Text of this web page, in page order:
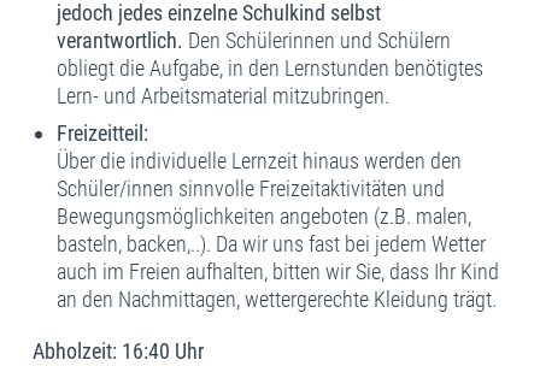
jedoch jedes einzelne Schulkind selbst
verantwortlich. Den Schülerinnen und Schülern
obliegt die Aufgabe, in den Lernstunden benötigtes
Lern- und Arbeitsmaterial mitzubringen.
Freizeitteil:
Über die individuelle Lernzeit hinaus werden den
Schüler/innen sinnvolle Freizeitaktivitäten und
Bewegungsmöglichkeiten angeboten (z.B. malen,
basteln, backen,..). Da wir uns fast bei jedem Wetter
auch im Freien aufhalten, bitten wir Sie, dass Ihr Kind
an den Nachmittagen, wettergerechte Kleidung trägt.
Abholzeit: 16:40 Uhr